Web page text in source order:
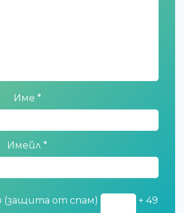
Име *
Имейл *
от спам)
+ 49